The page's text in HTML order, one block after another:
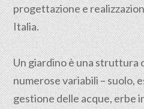
progettazione e
Italia.
Un giardino è una struttura
numerose variabili – suolo,
gestione delle acque, erbe